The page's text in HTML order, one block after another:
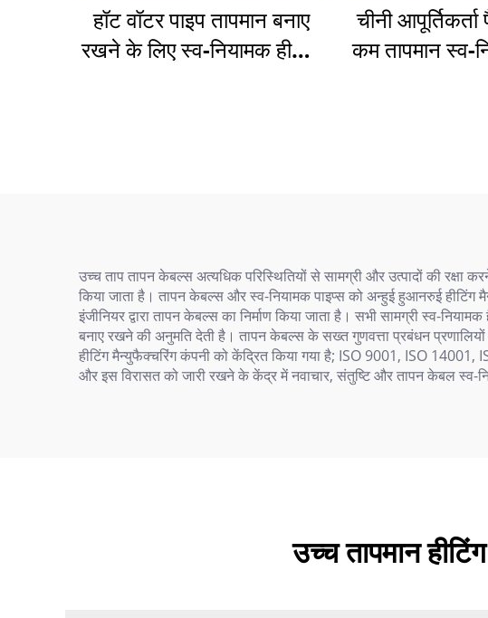
हॉट वॉटर पाइप तापमान बनाए
रखने के लिए स्व-नियामक हीटिंग
चीनी
कम तापमान स्व-
उच्च ताप तापन केबल्स अत्यधिक परिस्थितियों से सामग्री और उत्पादों की
किया जाता है। तापन केबल्स और स्व-नियामक पाइप्स को अन्हुई हुआनरुई हीटिंग
इंजीनियर द्वारा तापन केबल्स का निर्माण किया जाता है। सभी सामग्री स्व-
बनाए रखने की अनुमति देती है। तापन केबल्स के सख्त गुणवत्ता प्रबंधन
हीटिंग मैन्युफैक्चरिंग कंपनी को केंद्रित किया गया है; ISO 9001, ISO
और इस विरासत को जारी रखने के केंद्र में नवाचार, संतुष्टि और तापन केबल स्व-
उच्च तापमान